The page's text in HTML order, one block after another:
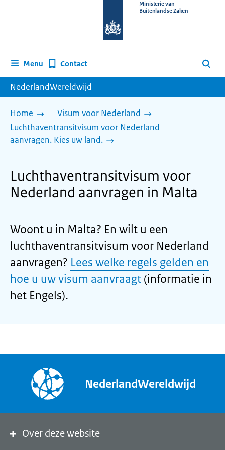
homepage
Ministerie van
Buitenlandse Zaken
Menu Contact Zoeken
NederlandWereldwijd
Home
Visum voor Nederland
Luchthaventransitvisum voor Nederland
aanvragen. Kies uw land.
Luchthaventransitvisum voor
Nederland aanvragen in Malta
Woont u in Malta? En wilt u een
luchthaventransitvisum voor Nederland
aanvragen? Lees welke regels gelden en
hoe u uw visum aanvraagt (informatie in
het Engels).
NederlandWereldwijd
Over deze website